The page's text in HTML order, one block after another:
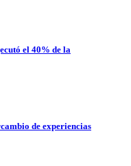
el 40% de la
de experiencias